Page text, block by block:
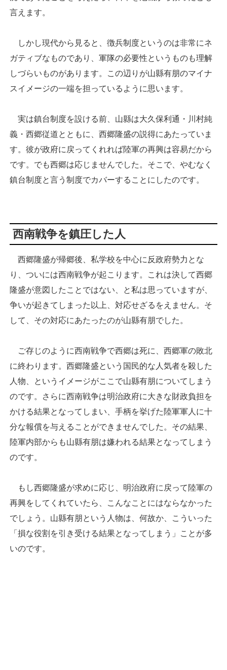
言えます。
しかし現代から見ると、徴兵制度というのは非常にネ
ガティブなものであり、軍隊の必要性というものも理解
しづらいものがあります。この辺りが山縣有朋のマイナ
スイメージの一端を担っているように思います。
実は鎮台制度を設ける前、山縣は大久保利通・川村純
義・西郷従道とともに、西郷隆盛の説得にあたっていま
す。彼が政府に戻ってくれれば陸軍の再興は容易だから
です。でも西郷は応じませんでした。そこで、やむなく
鎮台制度と言う制度でカバーすることにしたのです。
西南戦争を鎮圧した人
西郷隆盛が帰郷後、私学校を中心に反政府勢力とな
り、ついには西南戦争が起こります。これは決して西郷
隆盛が意図したことではない、と私は思っていますが、
争いが起きてしまった以上、対応せざるをえません。そ
して、その対応にあたったのが山縣有朋でした。
ご存じのように西南戦争で西郷は死に、西郷軍の敗北
に終わります。西郷隆盛という国民的な人気者を殺した
人物、というイメージがここで山縣有朋についてしまう
のです。さらに西南戦争は明治政府に大きな財政負担を
かける結果となってしまい、手柄を挙げた陸軍軍人に十
分な報償を与えることができませんでした。その結果、
陸軍内部からも山縣有朋は嫌われる結果となってしまう
のです。
もし西郷隆盛が求めに応じ、明治政府に戻って陸軍の
再興をしてくれていたら、こんなことにはならなかった
でしょう。山縣有朋という人物は、何故か、こういった
「損な役割を引き受ける結果となってしまう」ことが多
いのです。